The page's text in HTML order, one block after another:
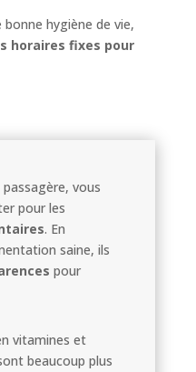
hygiène de vie,
horaires fixes pour
vous
pour les
. En
saine, ils
pour
vitamines et
beaucoup plus